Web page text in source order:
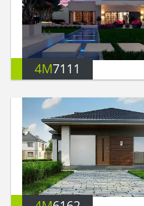
4M7111